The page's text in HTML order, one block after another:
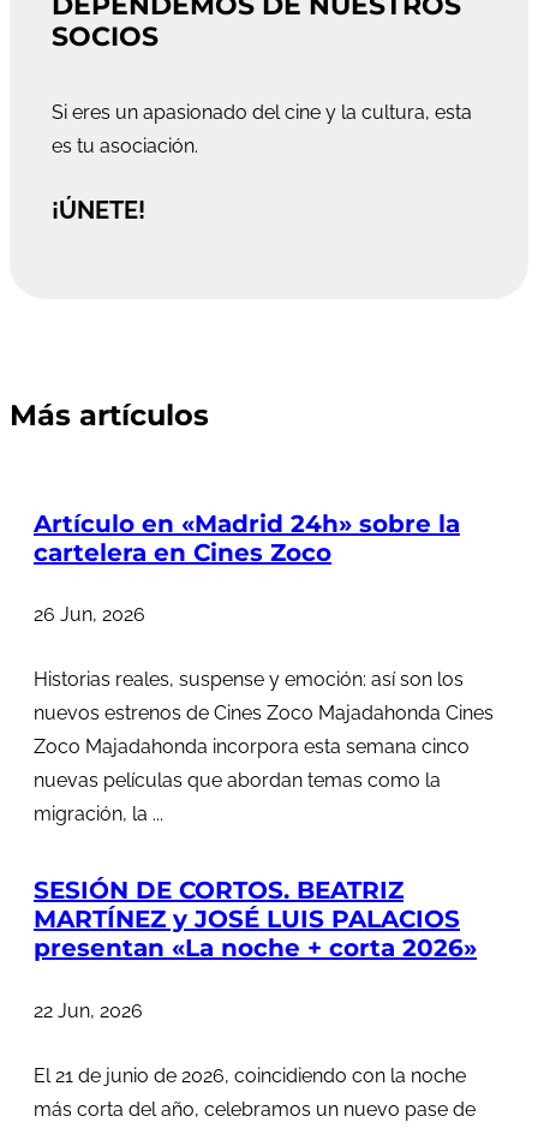
SOCIOS
Si eres un apasionado del cine y la cultura, esta
es tu asociación.
¡ÚNETE!
Más artículos
Artículo en «Madrid 24h» sobre la
cartelera en Cines Zoco
26 Jun, 2026
Historias reales, suspense y emoción: así son los
nuevos estrenos de Cines Zoco Majadahonda Cines
Zoco Majadahonda incorpora esta semana cinco
nuevas películas que abordan temas como la
migración, la ...
SESIÓN DE CORTOS. BEATRIZ
MARTÍNEZ y JOSÉ LUIS PALACIOS
presentan «La noche + corta 2026»
22 Jun, 2026
El 21 de junio de 2026, coincidiendo con la noche
más corta del año, celebramos un nuevo pase de